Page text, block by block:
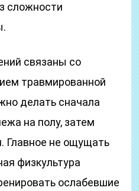
сложности
связаны со
травмированной
делать сначала
на полу, затем
Главное не ощущать
физкультура
ослабевшие